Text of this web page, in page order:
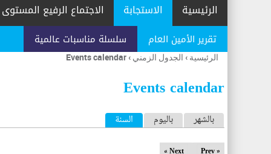
الرئيسية الاستجابة
تقرير الأمين العام سلسلة مناسبات عالمية
الاجتماع الرفيع المستوى
أنت
هنا
الرئيسية › الجدول الزمني ›
Events calendar
Events calendar
ا
ل
بالشهر باليوم السنة (علامة التبويب النشطة)